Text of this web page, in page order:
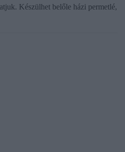
Készülhet belőle házi permetlé,